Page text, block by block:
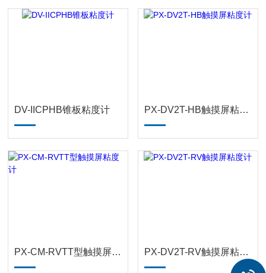
DV-IICPHB锥板粘度计 PX-DV2T-HB触摸屏粘度计
PX-CM-RVTT型触摸屏粘度计 PX-DV2T-RV触摸屏粘度计